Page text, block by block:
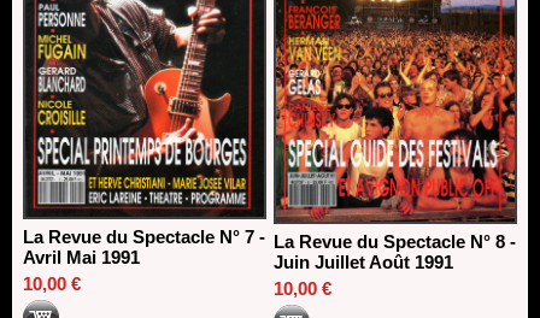
La Revue du Spectacle N° 7 -
Avril Mai 1991
10,00 €
La Revue du Spectacle N° 8 -
Juin Juillet Août 1991
10,00 €